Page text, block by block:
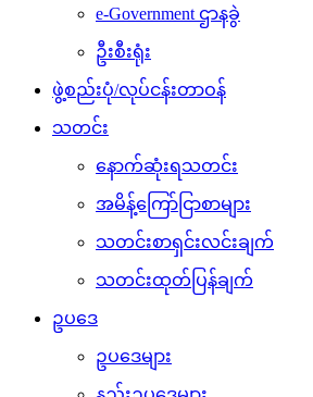
e-Government ဌာနခွဲ
ဦးစီးရုံး
ဖွဲ့စည်းပုံ/လုပ်ငန်းတာဝန်
သတင်း
နောက်ဆုံးရသတင်း
အမိန့်ကြော်ငြာစာများ
သတင်းစာရှင်းလင်းချက်
သတင်းထုတ်ပြန်ချက်
ဥပဒေ
ဥပဒေများ